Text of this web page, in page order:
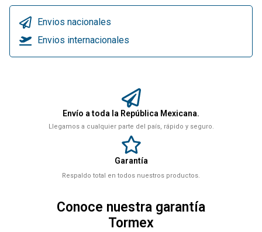
Envios nacionales
Envios internacionales
Envío a toda la República Mexicana.
Llegamos a cualquier parte del país, rápido y seguro.
Garantía
Respaldo total en todos nuestros productos.
Conoce nuestra garantía
Tormex